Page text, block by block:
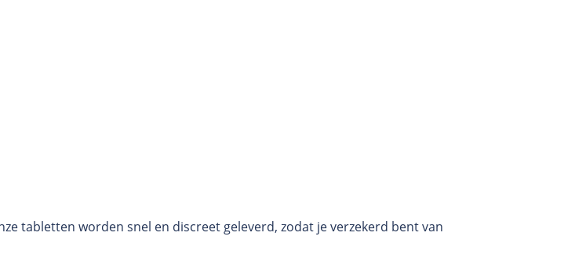
tabletten worden snel en discreet geleverd, zodat je verzekerd bent van